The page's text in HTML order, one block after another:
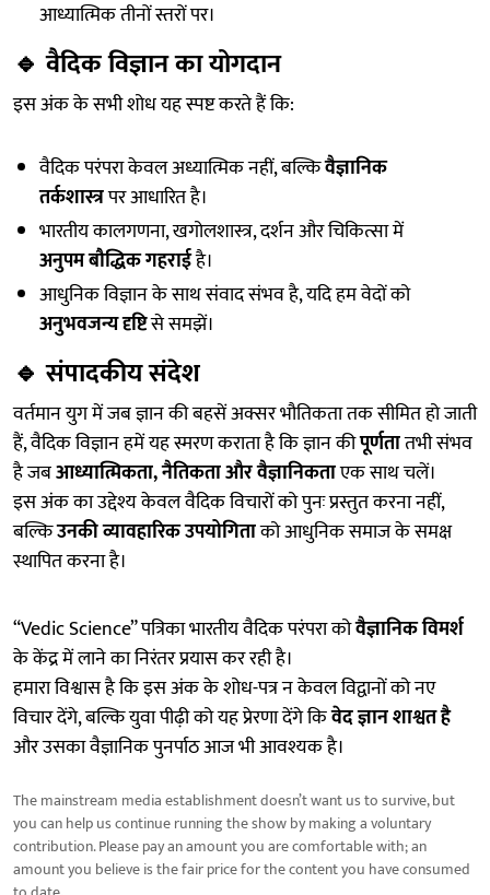
आध्यात्मिक तीनों स्तरों पर।
🔹वैदिक विज्ञान का योगदान
इस अंक के सभी शोध यह स्पष्ट करते हैं कि:
वैदिक परंपरा केवल अध्यात्मिक नहीं, बल्किवैज्ञानिक
तर्कशास्त्रपर आधारित है।
भारतीय कालगणना, खगोलशास्त्र, दर्शन और चिकित्सा में
अनुपम बौद्धिक गहराईहै।
आधुनिक विज्ञान के साथ संवाद संभव है, यदि हम वेदों को
अनुभवजन्य दृष्टिसे समझें।
🔹संपादकीय संदेश
वर्तमान युग में जब ज्ञान की बहसें अक्सर भौतिकता तक सीमित हो जाती
हैं, वैदिक विज्ञान हमें यह स्मरण कराता है कि ज्ञान कीपूर्णतातभी संभव
है जबआध्यात्मिकता, नैतिकता और वैज्ञानिकताएक साथ चलें।
इस अंक का उद्देश्य केवल वैदिक विचारों को पुनः प्रस्तुत करना नहीं,
बल्किउनकी व्यावहारिक उपयोगिताको आधुनिक समाज के समक्ष
स्थापित करना है।
“Vedic Science” पत्रिका भारतीय वैदिक परंपरा कोवैज्ञानिक विमर्श
के केंद्र में लाने का निरंतर प्रयास कर रही है।
हमारा विश्वास है कि इस अंक के शोध-पत्र न केवल विद्वानों को नए
विचार देंगे, बल्कि युवा पीढ़ी को यह प्रेरणा देंगे किवेद ज्ञान शाश्वत है
और उसका वैज्ञानिक पुनर्पाठ आज भी आवश्यक है।
The mainstream media establishment doesn’t want us to survive, but
you can help us continue running the show by making a voluntary
contribution. Please pay an amount you are comfortable with; an
amount you believe is the fair price for the content you have consumed